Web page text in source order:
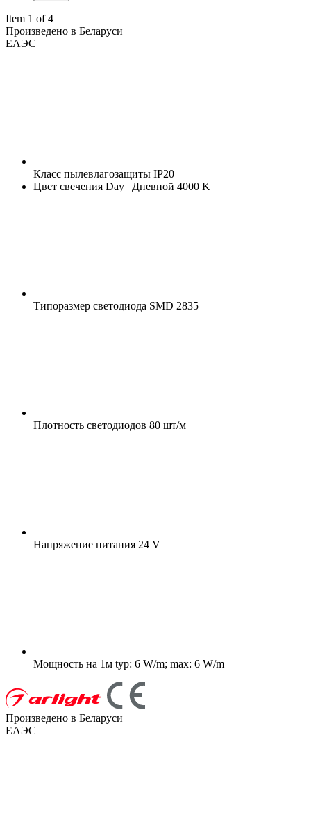
Item 1 of 4
Произведено в Беларуси
ЕАЭС
Класс пылевлагозащиты IP20
Цвет свечения Day | Дневной 4000 K
Типоразмер светодиода SMD 2835
Плотность светодиодов 80 шт/м
Напряжение питания 24 V
Мощность на 1м typ: 6 W/m; max: 6 W/m
Произведено в Беларуси
ЕАЭС